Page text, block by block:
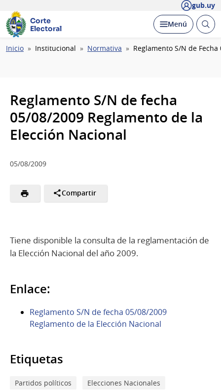
gub.uy
Corte
Electoral
Desplegar
Menú Abrir
Ruta
Inicio Institucional Normativa Reglamento S/N de
Reglamento S/N de fecha
05/08/2009 Reglamento de la
Elección Nacional
05/08/2009
Compartir
Tiene disponible la consulta de la reglamentación de
la Elección Nacional del año 2009.
Enlace:
Reglamento S/N de fecha 05/08/2009
Reglamento de la Elección Nacional
Etiquetas
Partidos políticos
Elecciones Nacionales